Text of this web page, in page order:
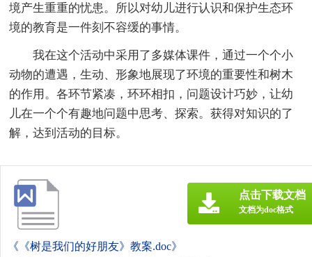
境产生重重的忧患。所以对幼儿进行认识和保护生态环
境的教育是一件刻不容缓的事情。
我在这个活动中采用了多媒体课件，通过一个个小
动物的遭遇，生动、形象地展现了环境的重要性和树木
的作用。各环节紧凑，环环相扣，问题设计巧妙，让幼
儿在一个个有趣地问题中思考、探索。获得对知识的了
解，达到活动的目标。
《《树是我们的好朋友》教案.doc》
点击下载文档
文档为doc格式